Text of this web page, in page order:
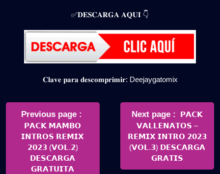
✅𝐃𝐄𝐒𝐂𝐀𝐑𝐆𝐀 𝐀𝐐𝐔𝐈 👇
𝐂𝐥𝐚𝐯𝐞 𝐩𝐚𝐫𝐚 𝐝𝐞𝐬𝐜𝐨𝐦𝐩𝐫𝐢𝐦𝐢𝐫: Deejaygatomix
Navegación
entradas
Previous page
𝗣𝗔𝗖𝗞 𝗠𝗔𝗠𝗕𝗢
𝗜𝗡𝗧𝗥𝗢𝗦 𝗥𝗘𝗠𝗜𝗫
𝟮𝟬𝟮𝟯 (𝗩𝗢𝗟.𝟮)
𝗗𝗘𝗦𝗖𝗔𝗥𝗚𝗔
𝗚𝗥𝗔𝗧𝗨𝗜𝗧𝗔
Next page
Newer
Posts
𝗣𝗔𝗖𝗞
𝗩𝗔𝗟𝗟𝗘𝗡𝗔𝗧𝗢𝗦 –
𝗥𝗘𝗠𝗜𝗫 𝗜𝗡𝗧𝗥𝗢 𝟮𝟬𝟮𝟯
(𝗩𝗢𝗟.𝟯) 𝗗𝗘𝗦𝗖𝗔𝗥𝗚𝗔
𝗚𝗥𝗔𝗧𝗜𝗦